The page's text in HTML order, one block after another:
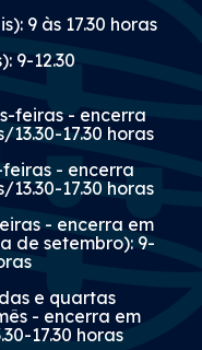
9 às 17.30 horas
9-12.30
feiras - encerra
13.30-17.30 horas
- encerra
13.30-17.30 horas
- encerra em
de setembro): 9-
e quartas
- encerra em
17.30 horas